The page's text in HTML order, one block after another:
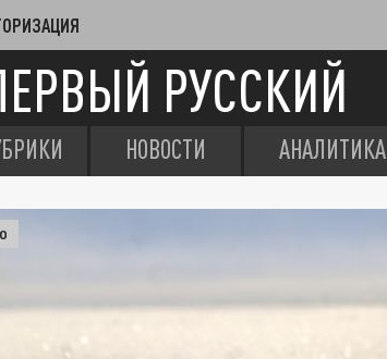
РУССКИЙ
НОВОСТИ АНАЛИТИКА